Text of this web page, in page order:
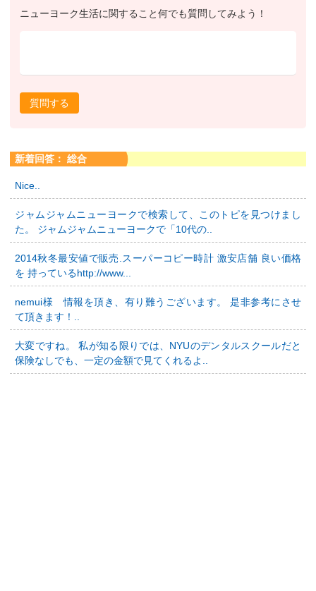
ニューヨーク生活に関すること何でも質問してみよう！
質問する
新着回答： 総合
Nice..
ジャムジャムニューヨークで検索して、このトピを見つけまし
た。 ジャムジャムニューヨークで「10代の..
2014秋冬最安値で販売.スーパーコピー時計 激安店舗 良い価格
を 持っているhttp://www...
nemui様 情報を頂き、有り難うございます。 是非参考にさせ
て頂きます！..
大変ですね。 私が知る限りでは、NYUのデンタルスクールだと
保険なしでも、一定の金額で見てくれるよ..